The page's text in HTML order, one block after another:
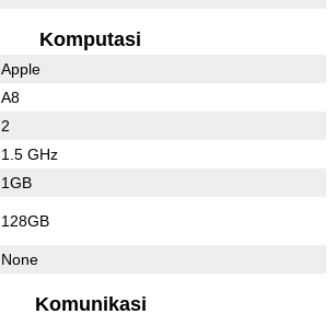
Komputasi
Apple
A8
2
1.5 GHz
1GB
128GB
None
Komunikasi